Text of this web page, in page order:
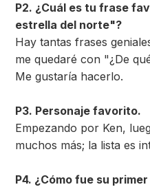
P2. ¿Cuál es tu frase
estrella del norte"?
Hay tantas frases
me quedaré con "¿De
Me gustaría hacerlo.
P3. Personaje favorito.
Empezando por Ken,
muchos más; la lista es
P4. ¿Cómo fue su